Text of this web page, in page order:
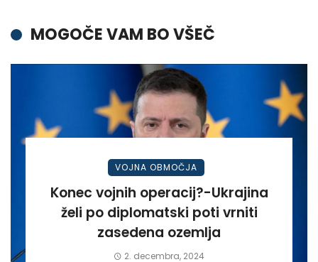
MOGOČE VAM BO VŠEČ
VOJNA OBMOČJA
Konec vojnih operacij?-Ukrajina
želi po diplomatski poti vrniti
zasedena ozemlja
2. decembra, 2024